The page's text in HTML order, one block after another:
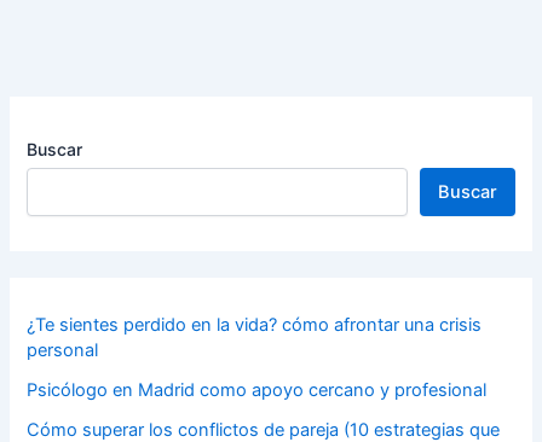
Buscar
Buscar
¿Te sientes perdido en la vida? cómo afrontar una crisis
personal
Psicólogo en Madrid como apoyo cercano y profesional
Cómo superar los conflictos de pareja (10 estrategias que